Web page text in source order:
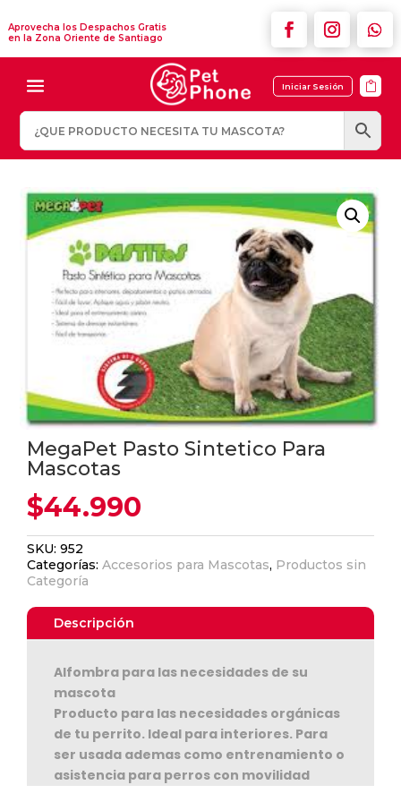
Aprovecha los Despachos Gratis
en la Zona Oriente de Santiago
Iniciar Sesión 
MegaPet Pasto Sintetico Para
Mascotas
$44.990
SKU:952
Categorías:Accesorios para Mascotas, Productos sin
Categoría
Descripción
Alfombra para las necesidades de su
mascota
Producto para las necesidades orgánicas
de tu perrito. Ideal para interiores. Para
ser usada ademas como entrenamiento o
asistencia para perros con movilidad